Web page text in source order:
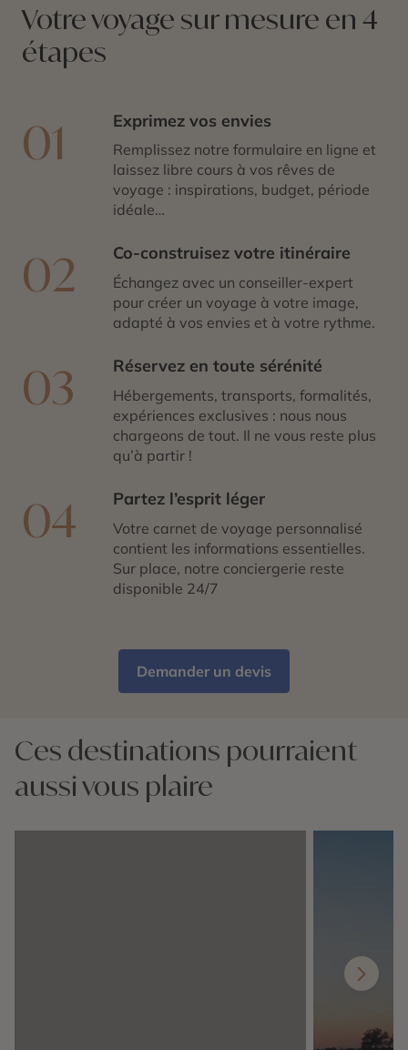
Votre voyage sur mesure en 4
étapes
01 Exprimez vos envies
Remplissez notre formulaire en ligne et
laissez libre cours à vos rêves de
voyage : inspirations, budget, période
idéale…
02 Co-construisez votre itinéraire
Échangez avec un conseiller-expert
pour créer un voyage à votre image,
adapté à vos envies et à votre rythme.
03 Réservez en toute sérénité
Hébergements, transports, formalités,
expériences exclusives : nous nous
chargeons de tout. Il ne vous reste plus
qu’à partir !
04 Partez l’esprit léger
Votre carnet de voyage personnalisé
contient les informations essentielles.
Sur place, notre conciergerie reste
disponible 24/7
Demander un devis
Ces destinations pourraient
aussi vous plaire